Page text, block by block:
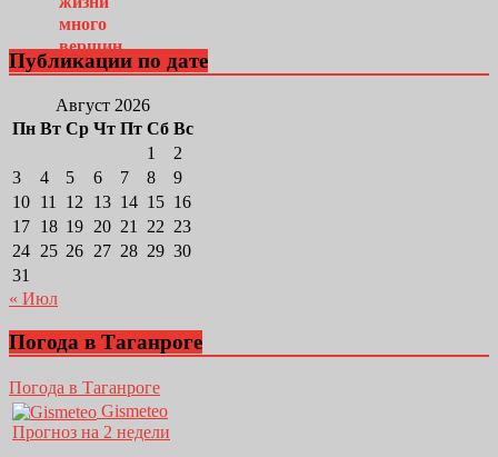
Публикации по дате
Август 2026
Пн Вт Ср Чт Пт Сб Вс
1
2
3
4 5 6 7 8
9
10 11 12 13 14 15 16
17 18 19 20 21 22 23
24 25 26 27 28 29 30
31
« Июл
Погода в Таганроге
Погода в Таганроге
Gismeteo
Прогноз на 2 недели